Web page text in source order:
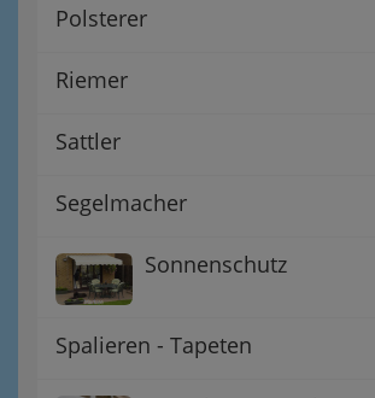
Polsterer
Riemer
Sattler
Segelmacher
Sonnenschutz
Spalieren - Tapeten